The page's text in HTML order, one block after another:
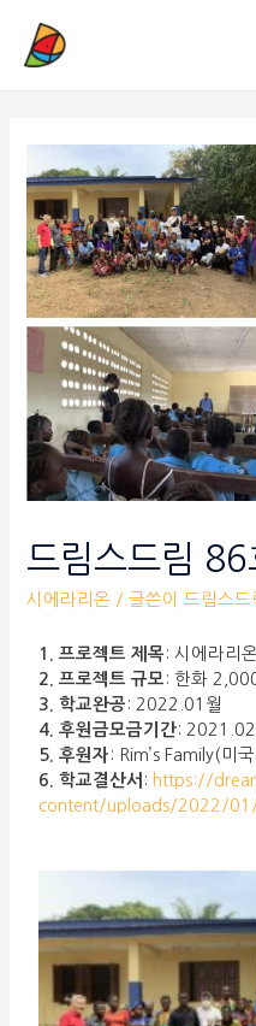
드림스드림 86
시에라리온 / 글쓴이 드림스
1. 프로젝트 제목 : 시에라리
2. 프로젝트 규모 : 한화
3. 학교완공 : 2022.01월
4. 후원금모금기간:
5. 후원자 : Rim’s Family(미
6. 학교결산서 : https://
content/uploads/2022/